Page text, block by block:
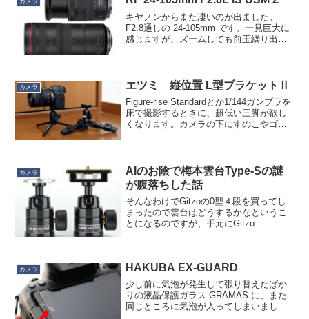
カメラ
キヤノンからまた凄いのが出ました。
F2.8通しの 24-105mm です。一見巨大に
感じますが、ズームしても前玉繰り出し
や、三脚座、...
カメラ エツミ 縦位置 L型ブラケットⅡ
Figure-rise Standardとか1/144ガンプラを
床で撮影するときに、超低い三脚が欲し
くなります。カメラの下にすのこやゴム
カメラ
AIのお陰で梅本雲台Type-Sの謎
が腹落ちした話
そんなわけでGitzoの0型４段を買ってし
まったので雲台はどうするかなというこ
とになるのですが、手元にGitzo
好きじゃな...
カメラ HAKUBA EX-GUARD
少し前に気泡が発生して張り替えたばか
りの液晶保護ガラス GRAMAS に、また
同じところに気泡が入ってしまいまし